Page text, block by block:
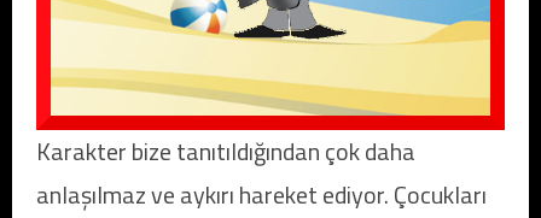
Karakter bize tanıtıldığından çok daha
anlaşılmaz ve aykırı hareket ediyor. Çocukları